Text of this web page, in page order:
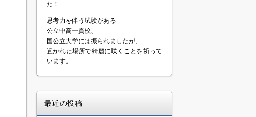
た！
思考力を伴う試験がある
公立中高一貫校、
国公立大学には振られましたが、
置かれた場所で綺麗に咲くことを祈って
います。
最近の投稿